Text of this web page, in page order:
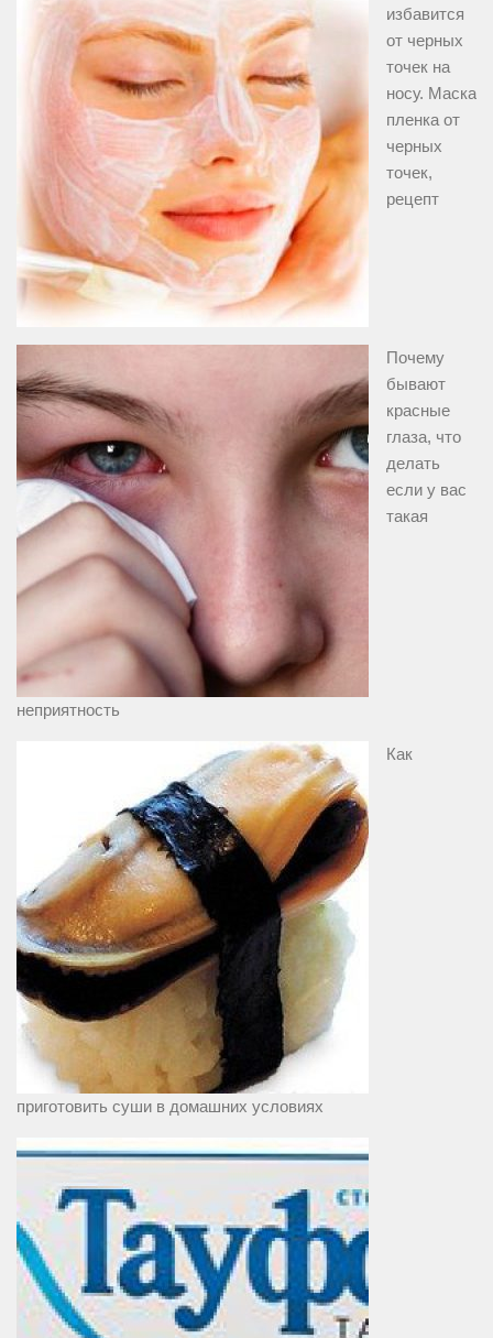
избавится
от черных
точек на
носу. Маска
пленка от
черных
точек,
рецепт
Почему
бывают
красные
глаза, что
делать
если у вас
такая
неприятность
Как
приготовить суши в домашних условиях